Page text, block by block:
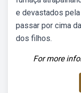
e devastados
passar por cima
dos filhos.
For more